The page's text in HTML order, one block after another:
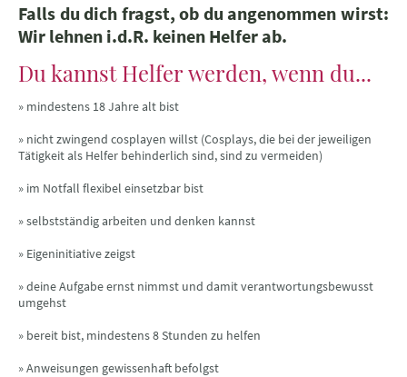
Falls du dich fragst, ob du angenommen wirst:
Wir lehnen i.d.R. keinen Helfer ab.
Du kannst Helfer werden, wenn du...
» mindestens 18 Jahre alt bist
» nicht zwingend cosplayen willst (Cosplays, die bei der jeweiligen
Tätigkeit als Helfer behinderlich sind, sind zu vermeiden)
» im Notfall flexibel einsetzbar bist
» selbstständig arbeiten und denken kannst
» Eigeninitiative zeigst
» deine Aufgabe ernst nimmst und damit verantwortungsbewusst
umgehst
» bereit bist, mindestens 8 Stunden zu helfen
» Anweisungen gewissenhaft befolgst